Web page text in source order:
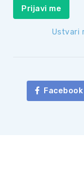
Prijavi me
Ustvari